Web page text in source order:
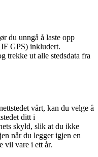
du unngå å laste opp
GPS) inkludert.
trekke ut alle stedsdata fra
vårt, kan du velge å
ditt i
skyld, slik at du ikke
når du legger igjen en
vil vare i ett år.